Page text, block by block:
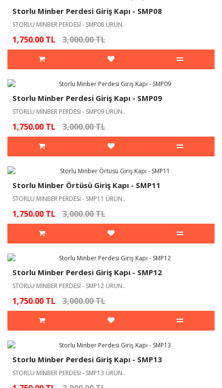
Storlu Minber Perdesi Giriş Kapı - SMP08
STORLU MİNBER PERDESİ - SMP08 ÜRÜN..
1,750.00 TL 3,000.00 TL
Storlu Minber Perdesi Giriş Kapı - SMP09
STORLU MİNBER PERDESİ - SMP09 ÜRÜN..
1,750.00 TL 3,000.00 TL
Storlu Minber Örtüsü Giriş Kapı - SMP11
STORLU MİNBER PERDESİ - SMP11 ÜRÜN..
1,750.00 TL 3,000.00 TL
Storlu Minber Perdesi Giriş Kapı - SMP12
STORLU MİNBER PERDESİ - SMP12 ÜRÜN..
1,750.00 TL 3,000.00 TL
Storlu Minber Perdesi Giriş Kapı - SMP13
STORLU MİNBER PERDESİ - SMP13 ÜRÜN..